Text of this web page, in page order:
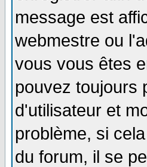
message est
webmestre ou
vous vous êtes
pouvez toujours
d'utilisateur et
problème, si
du forum, il se